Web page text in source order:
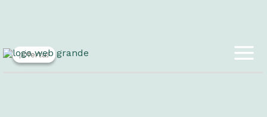
al
¡Oferta!
¡Oferta!